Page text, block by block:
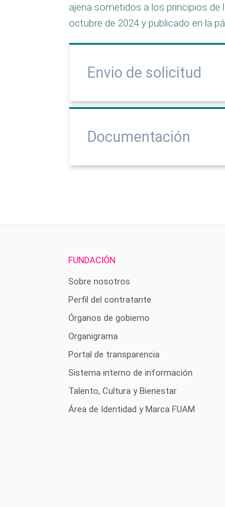
ajena sometidos a los principios de
octubre de 2024 y publicado en la
Envio de solicitud
Documentación
FUNDACIÓN
Sobre nosotros
Perfil del contratante
Órganos de gobierno
Organigrama
Portal de transparencia
Sistema interno de información
Talento, Cultura y Bienestar
Área de Identidad y Marca FUAM